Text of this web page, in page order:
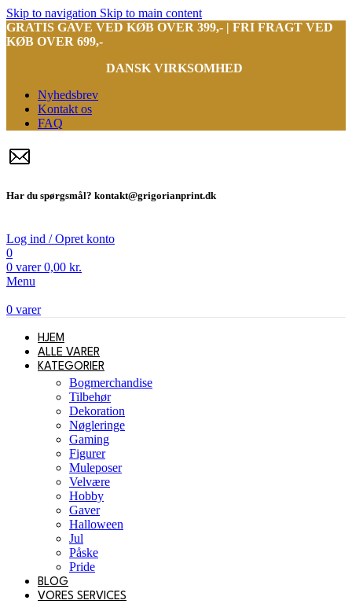
Skip to navigation Skip to main content
GRATIS GAVE VED KØB OVER 399,- | FRI FRAGT VED
KØB OVER 699,-
DANSK VIRKSOMHED
Nyhedsbrev
Kontakt os
FAQ
Har du spørgsmål? kontakt@grigorianprint.dk
Log ind / Opret konto
0
0 varer 0,00 kr.
Menu
0 varer
HJEM
ALLE VARER
KATEGORIER
Bogmerchandise
Tilbehør
Dekoration
Nøgleringe
Gaming
Figurer
Muleposer
Velvære
Hobby
Gaver
Halloween
Jul
Påske
Pride
BLOG
VORES SERVICES